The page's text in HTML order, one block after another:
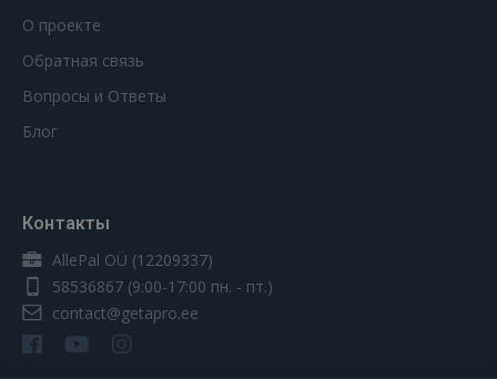
О проекте
Обратная связь
Вопросы и Ответы
Блог
Контакты
AllePal OÜ (12209337)
58536867 (9:00-17:00 пн. - пт.)
contact@getapro.ee